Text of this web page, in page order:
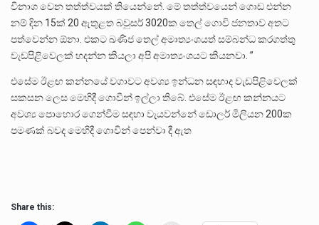
විනාශ වෙන තත්ත්වයක් තියෙන්නේ. මේ තත්ත්වයෙන් ගොඩ එන්න
නම් දින 15ක් 20 ඇතුළත බවුසර් 3020ක තෙල් ගොවි ජනතාව අතට
පත්වෙන්න ඕනා. එකට ඛණිජ තෙල් අමාත්‍යංශයත් සම්බන්ධ කරගත්තු
වැඩපිළිවෙලක් හදන්න කියලා අපි අමාත්‍යංශයට කියනවා. ”
එසේම ඊළඟ කන්නයේ වගාවට අවශ්‍ය ඉන්ධන සඳහාද වැඩපිළිවෙලක්
සකසන ලෙස මෙහිදී ගොවීන් ඉල්ලා තිබේ. එසේම ඊළඟ කන්නයට
අවශ්‍ය පොහොර ගෙන්වීම සඳහා වැයවන්නේ ඩොලර් මිලියන 200ක
පමණක් බවද මෙහිදී ගොවින් පෙන්වා දී ඇත
Share this: